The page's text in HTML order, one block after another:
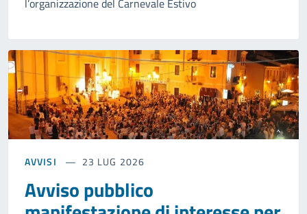
AVVISI 23 LUG 2026
Avviso pubblico